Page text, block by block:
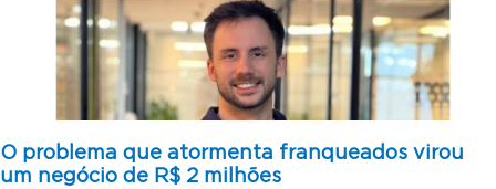
O problema que atormenta franqueados virou
um negócio de R$ 2 milhões